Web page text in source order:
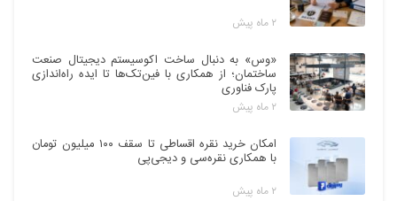
۲ ماه پیش
«وس» به دنبال ساخت اکوسیستم دیجیتال صنعت
ساختمان؛ از همکاری با فین‌تک‌ها تا ایده راه‌اندازی
پارک فناوری
۲ ماه پیش
امکان خرید نقره اقساطی تا سقف ۱۰۰ میلیون تومان
با همکاری نقره‌سی و دیجی‌پی
۲ ماه پیش